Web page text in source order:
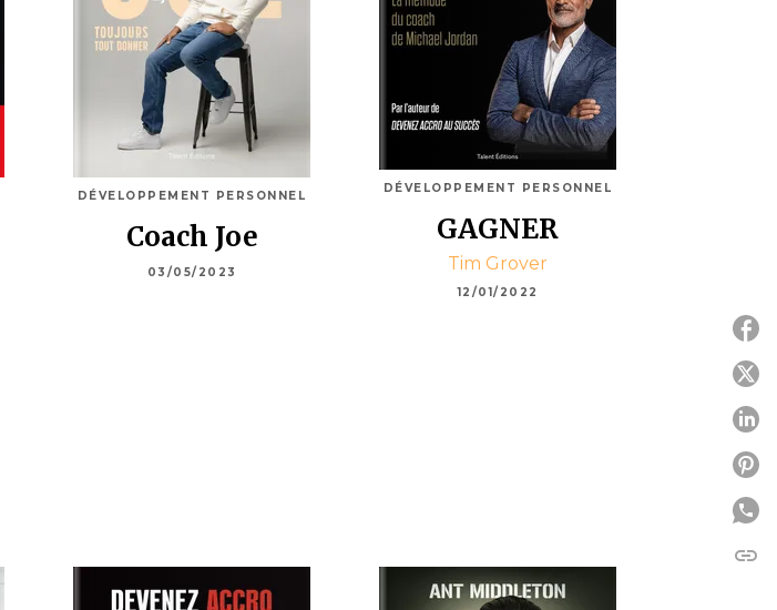
DÉVELOPPEMENT PERSONNEL
Coach Joe
03/05/2023
DÉVELOPPEMENT PERSONNEL
GAGNER
Tim Grover
12/01/2022
link